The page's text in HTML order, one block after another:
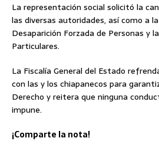
La representación social solicitó la
las diversas autoridades, así como a
Desaparición Forzada de Personas y
Particulares.
La Fiscalía General del Estado
con las y los chiapanecos para
Derecho y reitera que ninguna
impune.
¡Comparte la nota!